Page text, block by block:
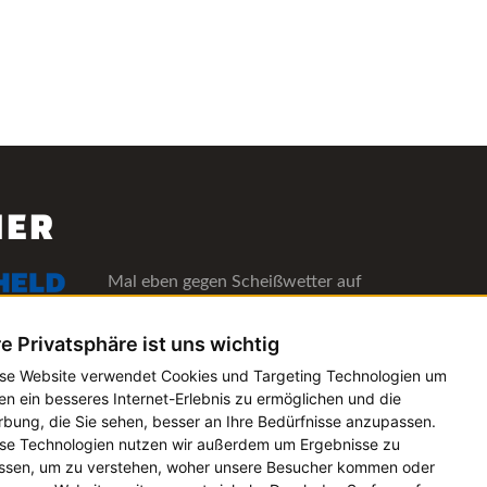
Privatsphäre ist uns wichtig
Website verwendet Cookies und Targeting Technologien um
ein besseres Internet-Erlebnis zu ermöglichen und die
die Sie sehen, besser an Ihre Bedürfnisse anzupassen.
Technologien nutzen wir außerdem um Ergebnisse zu
um zu verstehen, woher unsere Besucher kommen oder
Mal eben gegen Scheißwetter auf
Alle Informationen
Die Verwaltungs-Software für alle
Künstler- und Bookingagenturen
Alle Informationen